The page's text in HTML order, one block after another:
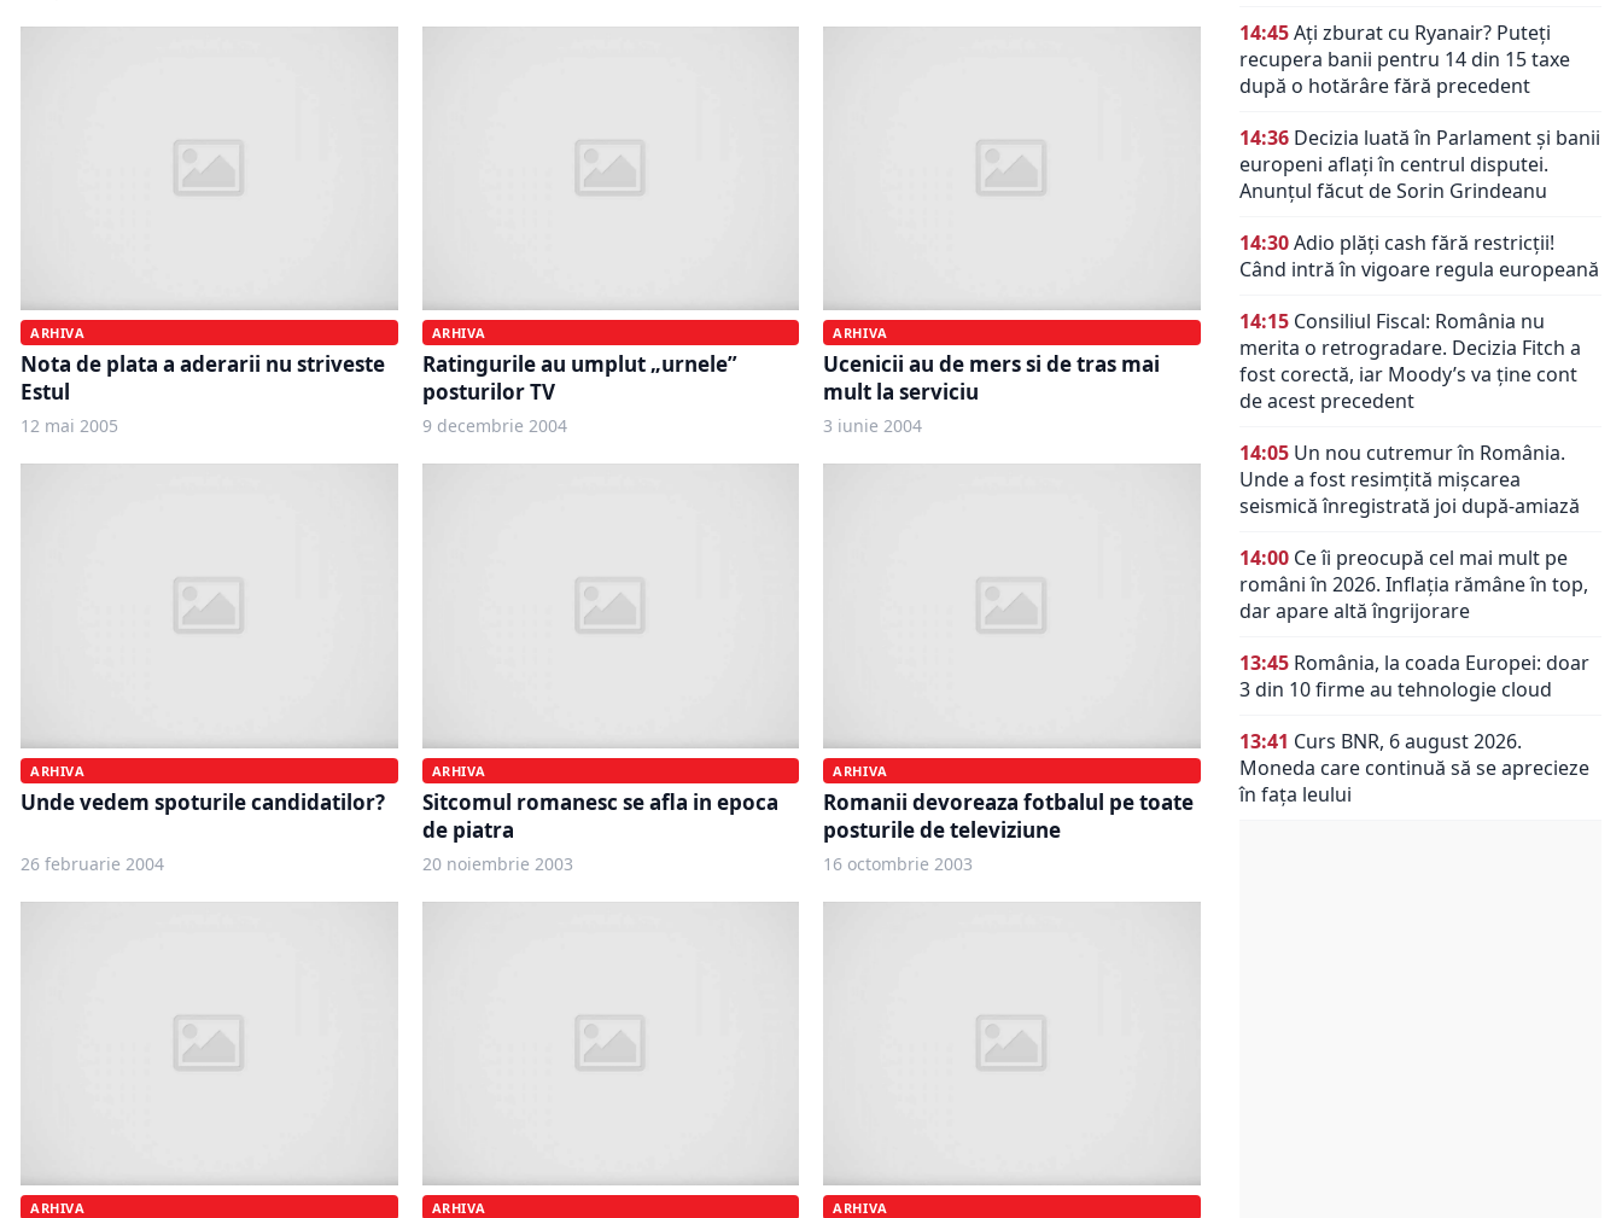
ARHIVA
Nota de plata a aderarii nu striveste
Estul
12 mai 2005
ARHIVA
Ratingurile au umplut „urnele”
posturilor TV
9 decembrie 2004
ARHIVA
Ucenicii au de mers si de tras mai
mult la serviciu
3 iunie 2004
ARHIVA
Unde vedem spoturile candidatilor?
26 februarie 2004
ARHIVA
Sitcomul romanesc se afla in epoca
de piatra
20 noiembrie 2003
ARHIVA
Romanii devoreaza fotbalul pe toate
posturile de televiziune
16 octombrie 2003
ARHIVA ARHIVA ARHIVA
14:45Ați zburat cu Ryanair? Puteți
recupera banii pentru 14 din 15 taxe
după o hotărâre fără precedent
14:36 Decizia luată în Parlament și banii
europeni aflați în centrul disputei.
Anunțul făcut de Sorin Grindeanu
14:30Adio plăți cash fără restricții!
Când intră în vigoare regula europeană
14:15 Consiliul Fiscal: România nu
merita o retrogradare. Decizia Fitch a
fost corectă, iar Moody’s va ține cont
de acest precedent
14:05 Un nou cutremur în România.
Unde a fost resimțită mișcarea
seismică înregistrată joi după-amiază
14:00 Ce îi preocupă cel mai mult pe
români în 2026. Inflația rămâne în top,
dar apare altă îngrijorare
13:45 România, la coada Europei: doar
3 din 10 firme au tehnologie cloud
13:41 Curs BNR, 6 august 2026.
Moneda care continuă să se aprecieze
în fața leului